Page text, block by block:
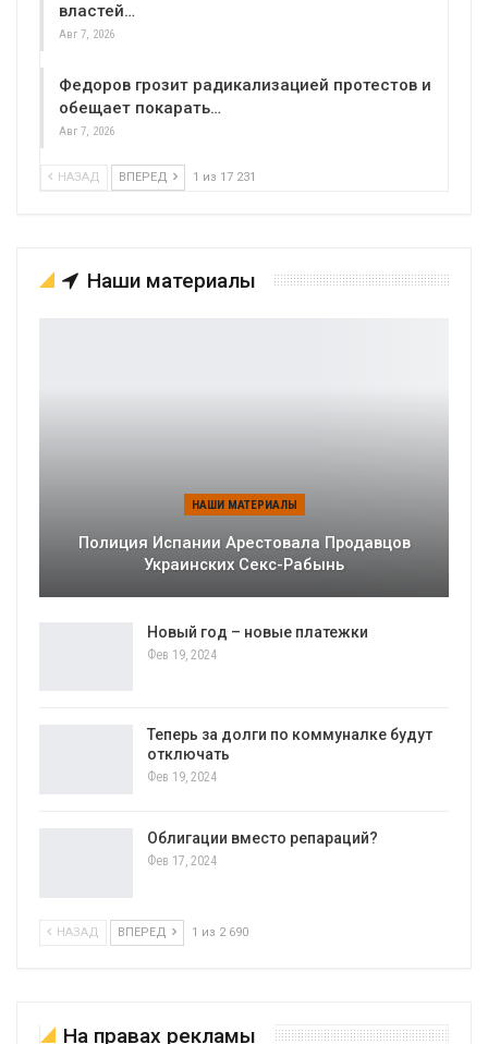
властей…
Авг 7, 2026
Федоров грозит радикализацией протестов и
обещает покарать…
Авг 7, 2026
НАЗАД ВПЕРЕД 1 из 17 231
Наши материалы
НАШИ МАТЕРИАЛЫ
Полиция Испании Арестовала Продавцов
Украинских Секс-Рабынь
Новый год – новые платежки
Фев 19, 2024
Теперь за долги по коммуналке будут
отключать
Фев 19, 2024
Облигации вместо репараций?
Фев 17, 2024
НАЗАД ВПЕРЕД 1 из 2 690
На правах рекламы